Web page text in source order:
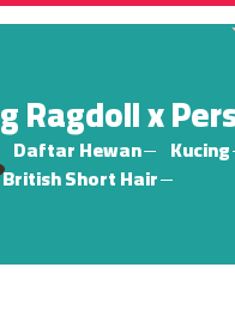
Ragdoll x
Daftar Hewan
Kucing
British Short Hair